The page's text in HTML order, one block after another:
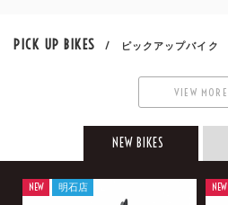
PICK UP BIKES / ピックアップバイク
VIEW MORE
NEW BIKES
NEW 明石店 NEW